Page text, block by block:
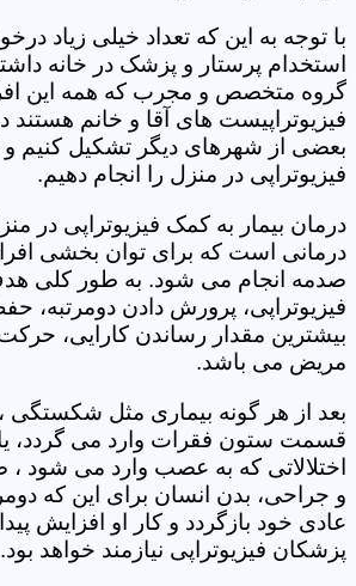
با توجه به این که تعداد خیلی زیاد
استخدام پرستار و پزشک در خانه
گروه متخصص و مجرب که همه این
فیزیوتراپیست های آقا و خانم هستند
بعضی از شهرهای دیگر تشکیل کنیم
فیزیوتراپی در منزل را انجام دهیم.
درمان بیمار به کمک فیزیوتراپی در
درمانی است که برای توان بخشی
صدمه انجام می شود. به طور کلی
فیزیوتراپی، پرورش دادن دومرتبه،
بیشترین مقدار رساندن کارایی،
مریض می باشد.
بعد از هر گونه بیماری مثل شکستگی
قسمت ستون فقرات وارد می گردد،
اختلالاتی که به عصب وارد می شود
و جراحی، بدن انسان برای این که
عادی خود بازگردد و کار او افزایش
پزشکان فیزیوتراپی نیازمند خواهد بود.